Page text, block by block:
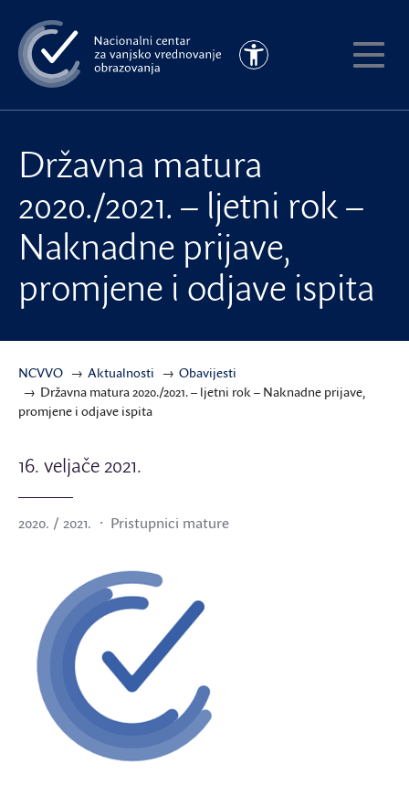
na
glavni
sadržaj
Pristupačnost
Državna matura
2020./2021. – ljetni rok –
Naknadne prijave,
promjene i odjave ispita
NCVVO Aktualnosti
Obavijesti
Državna matura 2020./2021. – ljetni rok – Naknadne prijave,
promjene i odjave ispita
16. veljače 2021.
2020. / 2021. Pristupnici mature